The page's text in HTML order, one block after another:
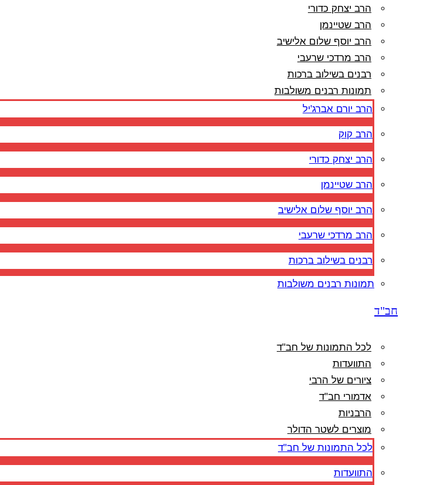
הרב יצחק כדורי
הרב שטיינמן
הרב יוסף שלום אלישיב
הרב מרדכי שרעבי
רבנים בשילוב ברכות
תמונות רבנים משולבות
הרב יורם אברג'יל
הרב קוק
הרב יצחק כדורי
הרב שטיינמן
הרב יוסף שלום אלישיב
הרב מרדכי שרעבי
רבנים בשילוב ברכות
תמונות רבנים משולבות
חב"ד
לכל התמונות של חב"ד
התוועדות
ציורים של הרבי
אדמורי חב"ד
הרבניות
מוצרים לשטר הדולר
לכל התמונות של חב"ד
התוועדות